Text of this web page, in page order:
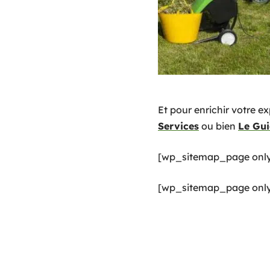
Et pour enrichir votre
Services ou bien Le
[wp_sitemap_page
[wp_sitemap_page